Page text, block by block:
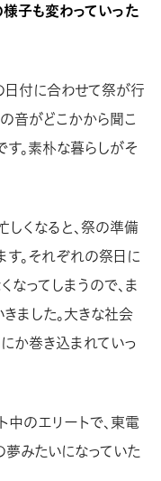
子も変わっていった
日付に合わせて祭が行
音がどこかから聞こ
す。素朴な暮らしがそ
くなると、祭の準備
。それぞれの祭日に
なってしまうので、ま
ました。大きな社会
か巻き込まれていっ
中のエリートで、東電
みたいになっていた